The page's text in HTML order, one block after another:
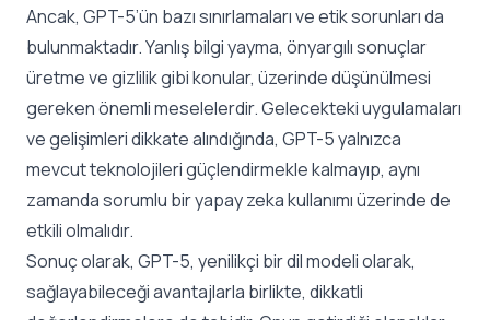
Ancak, GPT-5’ün bazı sınırlamaları ve etik sorunları da
bulunmaktadır. Yanlış bilgi yayma, önyargılı sonuçlar
üretme ve gizlilik gibi konular, üzerinde düşünülmesi
gereken önemli meselelerdir. Gelecekteki uygulamaları
ve gelişimleri dikkate alındığında, GPT-5 yalnızca
mevcut teknolojileri güçlendirmekle kalmayıp, aynı
zamanda sorumlu biryapay zekakullanımı üzerinde de
etkili olmalıdır.
Sonuç olarak, GPT-5, yenilikçi bir dil modeli olarak,
sağlayabileceği avantajlarla birlikte, dikkatli